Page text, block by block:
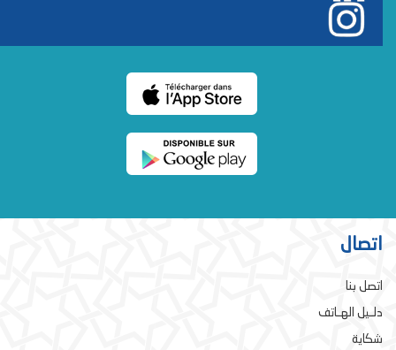
اتصال
اتصل بنا
دلـيل الهـاتف
شكاية